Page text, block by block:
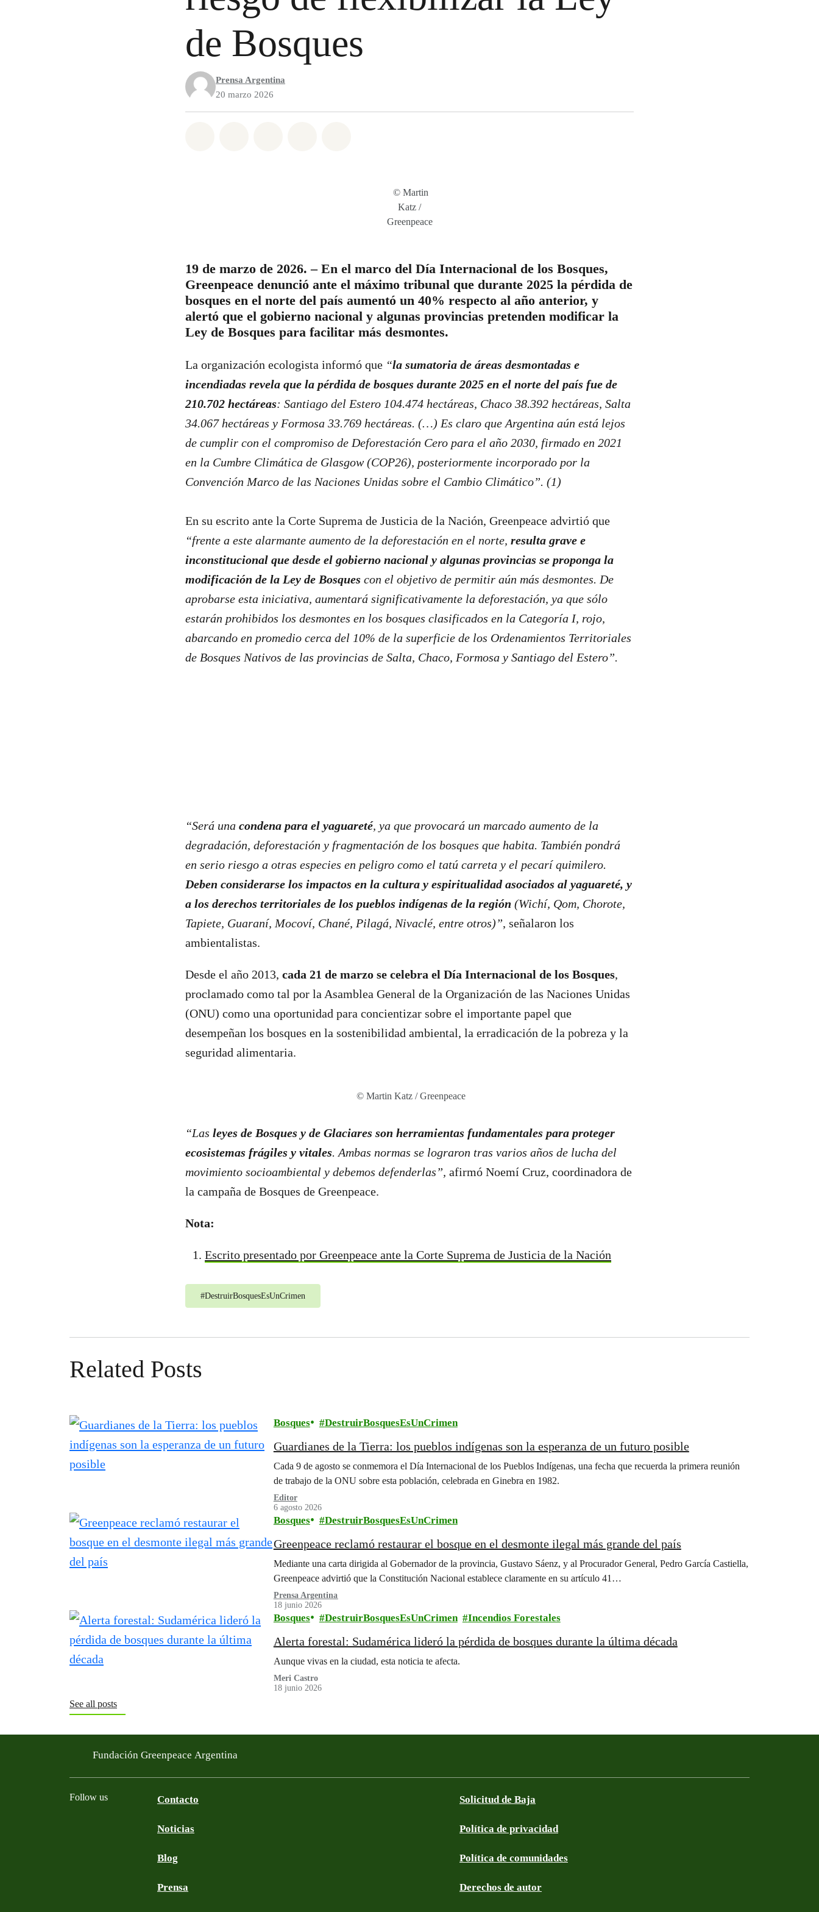
de Bosques
Prensa Argentina
20 marzo 2026
© Martin
Katz /
Greenpeace
19 de marzo de 2026. – En el marco del Día Internacional de los Bosques,
Greenpeace denunció ante el máximo tribunal que durante 2025 la pérdida de
bosques en el norte del país aumentó un 40% respecto al año anterior, y
alertó que el gobierno nacional y algunas provincias pretenden modificar la
Ley de Bosques para facilitar más desmontes.
La organización ecologista informó que “la sumatoria de áreas desmontadas e
incendiadas revela que la pérdida de bosques durante 2025 en el norte del país fue de
210.702 hectáreas: Santiago del Estero 104.474 hectáreas, Chaco 38.392 hectáreas, Salta
34.067 hectáreas y Formosa 33.769 hectáreas. (…) Es claro que Argentina aún está lejos
de cumplir con el compromiso de Deforestación Cero para el año 2030, firmado en 2021
en la Cumbre Climática de Glasgow (COP26), posteriormente incorporado por la
Convención Marco de las Naciones Unidas sobre el Cambio Climático”. (1)
En su escrito ante la Corte Suprema de Justicia de la Nación, Greenpeace advirtió que
“frente a este alarmante aumento de la deforestación en el norte, resulta grave e
inconstitucional que desde el gobierno nacional y algunas provincias se proponga la
modificación de la Ley de Bosques con el objetivo de permitir aún más desmontes. De
aprobarse esta iniciativa, aumentará significativamente la deforestación, ya que sólo
estarán prohibidos los desmontes en los bosques clasificados en la Categoría I, rojo,
abarcando en promedio cerca del 10% de la superficie de los Ordenamientos Territoriales
de Bosques Nativos de las provincias de Salta, Chaco, Formosa y Santiago del Estero”.
“Será una condena para el yaguareté, ya que provocará un marcado aumento de la
degradación, deforestación y fragmentación de los bosques que habita. También pondrá
en serio riesgo a otras especies en peligro como el tatú carreta y el pecarí quimilero.
Deben considerarse los impactos en la cultura y espiritualidad asociados al yaguareté, y
a los derechos territoriales de los pueblos indígenas de la región (Wichí, Qom, Chorote,
Tapiete, Guaraní, Mocoví, Chané, Pilagá, Nivaclé, entre otros)”, señalaron los
ambientalistas.
Desde el año 2013, cada 21 de marzo se celebra el Día Internacional de los Bosques,
proclamado como tal por la Asamblea General de la Organización de las Naciones Unidas
(ONU) como una oportunidad para concientizar sobre el importante papel que
desempeñan los bosques en la sostenibilidad ambiental, la erradicación de la pobreza y la
seguridad alimentaria.
© Martin Katz / Greenpeace
“Las leyes de Bosques y de Glaciares son herramientas fundamentales para proteger
ecosistemas frágiles y vitales. Ambas normas se lograron tras varios años de lucha del
movimiento socioambiental y debemos defenderlas”, afirmó Noemí Cruz, coordinadora de
la campaña de Bosques de Greenpeace.
Nota:
Escrito presentado por Greenpeace ante la Corte Suprema de Justicia de la Nación
#DestruirBosquesEsUnCrimen
Related Posts
Bosques DestruirBosquesEsUnCrimen
Guardianes de la Tierra: los pueblos indígenas son la esperanza de un futuro posible
Cada 9 de agosto se conmemora el Día Internacional de los Pueblos Indígenas, una fecha que recuerda la primera reunión
de trabajo de la ONU sobre esta población, celebrada en Ginebra en 1982.
Editor
6 agosto 2026
Bosques DestruirBosquesEsUnCrimen
Greenpeace reclamó restaurar el bosque en el desmonte ilegal más grande del país
Mediante una carta dirigida al Gobernador de la provincia, Gustavo Sáenz, y al Procurador General, Pedro García Castiella,
Greenpeace advirtió que la Constitución Nacional establece claramente en su artículo 41…
Prensa Argentina
18 junio 2026
Bosques DestruirBosquesEsUnCrimen Incendios Forestales
Alerta forestal: Sudamérica lideró la pérdida de bosques durante la última década
Aunque vivas en la ciudad, esta noticia te afecta.
Meri Castro
18 junio 2026
See all posts
Fundación Greenpeace Argentina
Follow us Contacto
Noticias
Blog
Prensa
Solicitud de Baja
Política de privacidad
Política de comunidades
Derechos de autor